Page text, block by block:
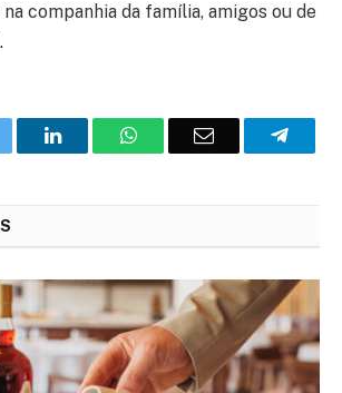
companhia da família, amigos ou de
O
WhatsAppE-